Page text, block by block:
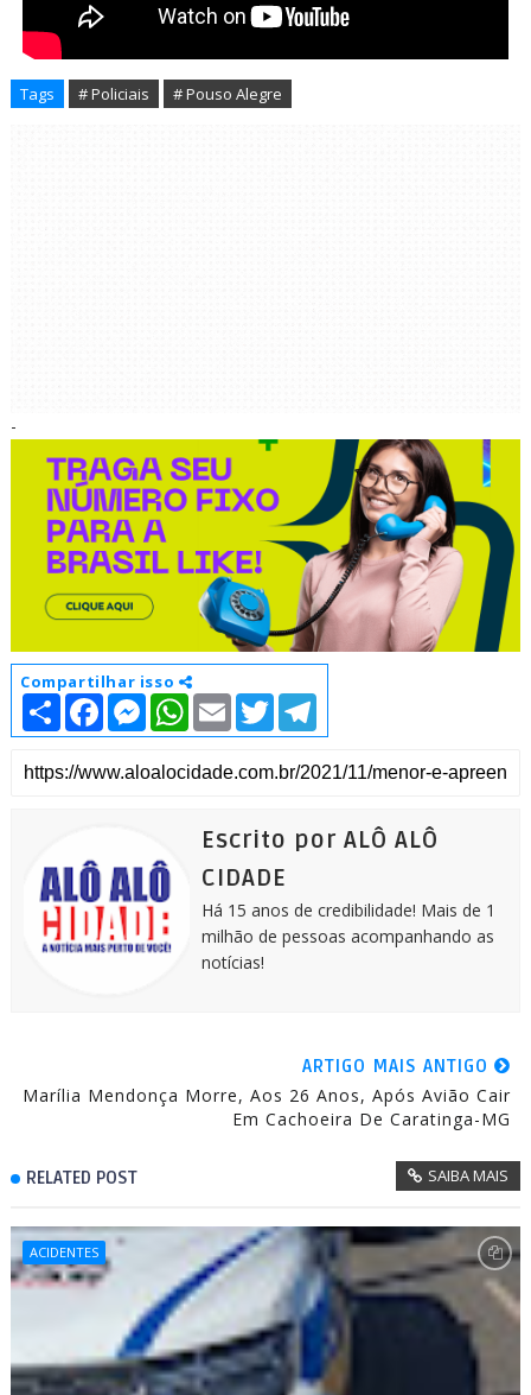
Tags # Policiais # Pouso Alegre
-
Compartilhar isso
S
h
a
e
F
c
b
M
e
s
e
W
h
a
t
s
E
m
a
l
T
i
t
t
T
l
e
g
m
Escrito por ALÔ ALÔ
CIDADE
Há 15 anos de credibilidade! Mais de 1
milhão de pessoas acompanhando as
notícias!
ARTIGO MAIS ANTIGO
Marília Mendonça Morre, Aos 26 Anos, Após Avião Cair
Em Cachoeira De Caratinga-MG
RELATED POST SAIBA MAIS
ACIDENTES